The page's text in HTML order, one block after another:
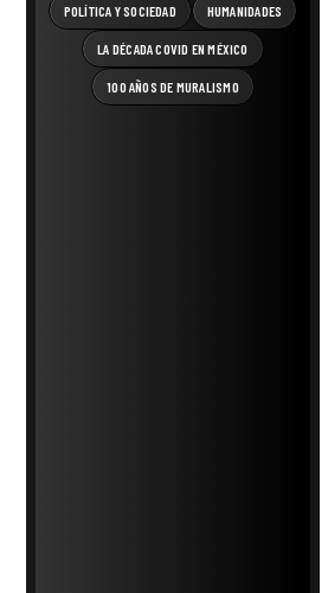
POLÍTICA Y SOCIEDAD HUMANIDADES
LA DÉCADA COVID EN MÉXICO
100 AÑOS DE MURALISMO